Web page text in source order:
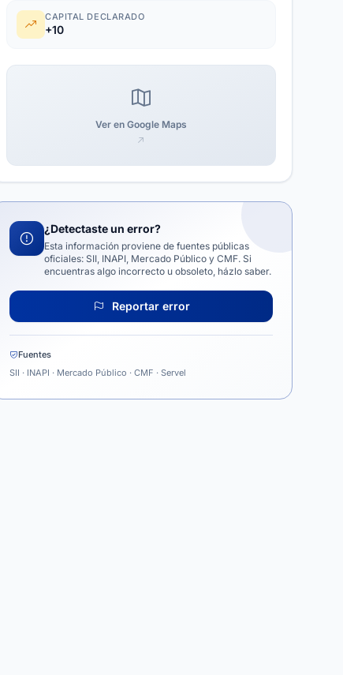
CAPITAL DECLARADO
+10
Ver en Google Maps
¿Detectaste un error?
Esta información proviene de fuentes públicas
oficiales: SII, INAPI, Mercado Público y CMF. Si
encuentras algo incorrecto u obsoleto, házlo saber.
Reportar error
Fuentes
SII · INAPI · Mercado Público · CMF · Servel